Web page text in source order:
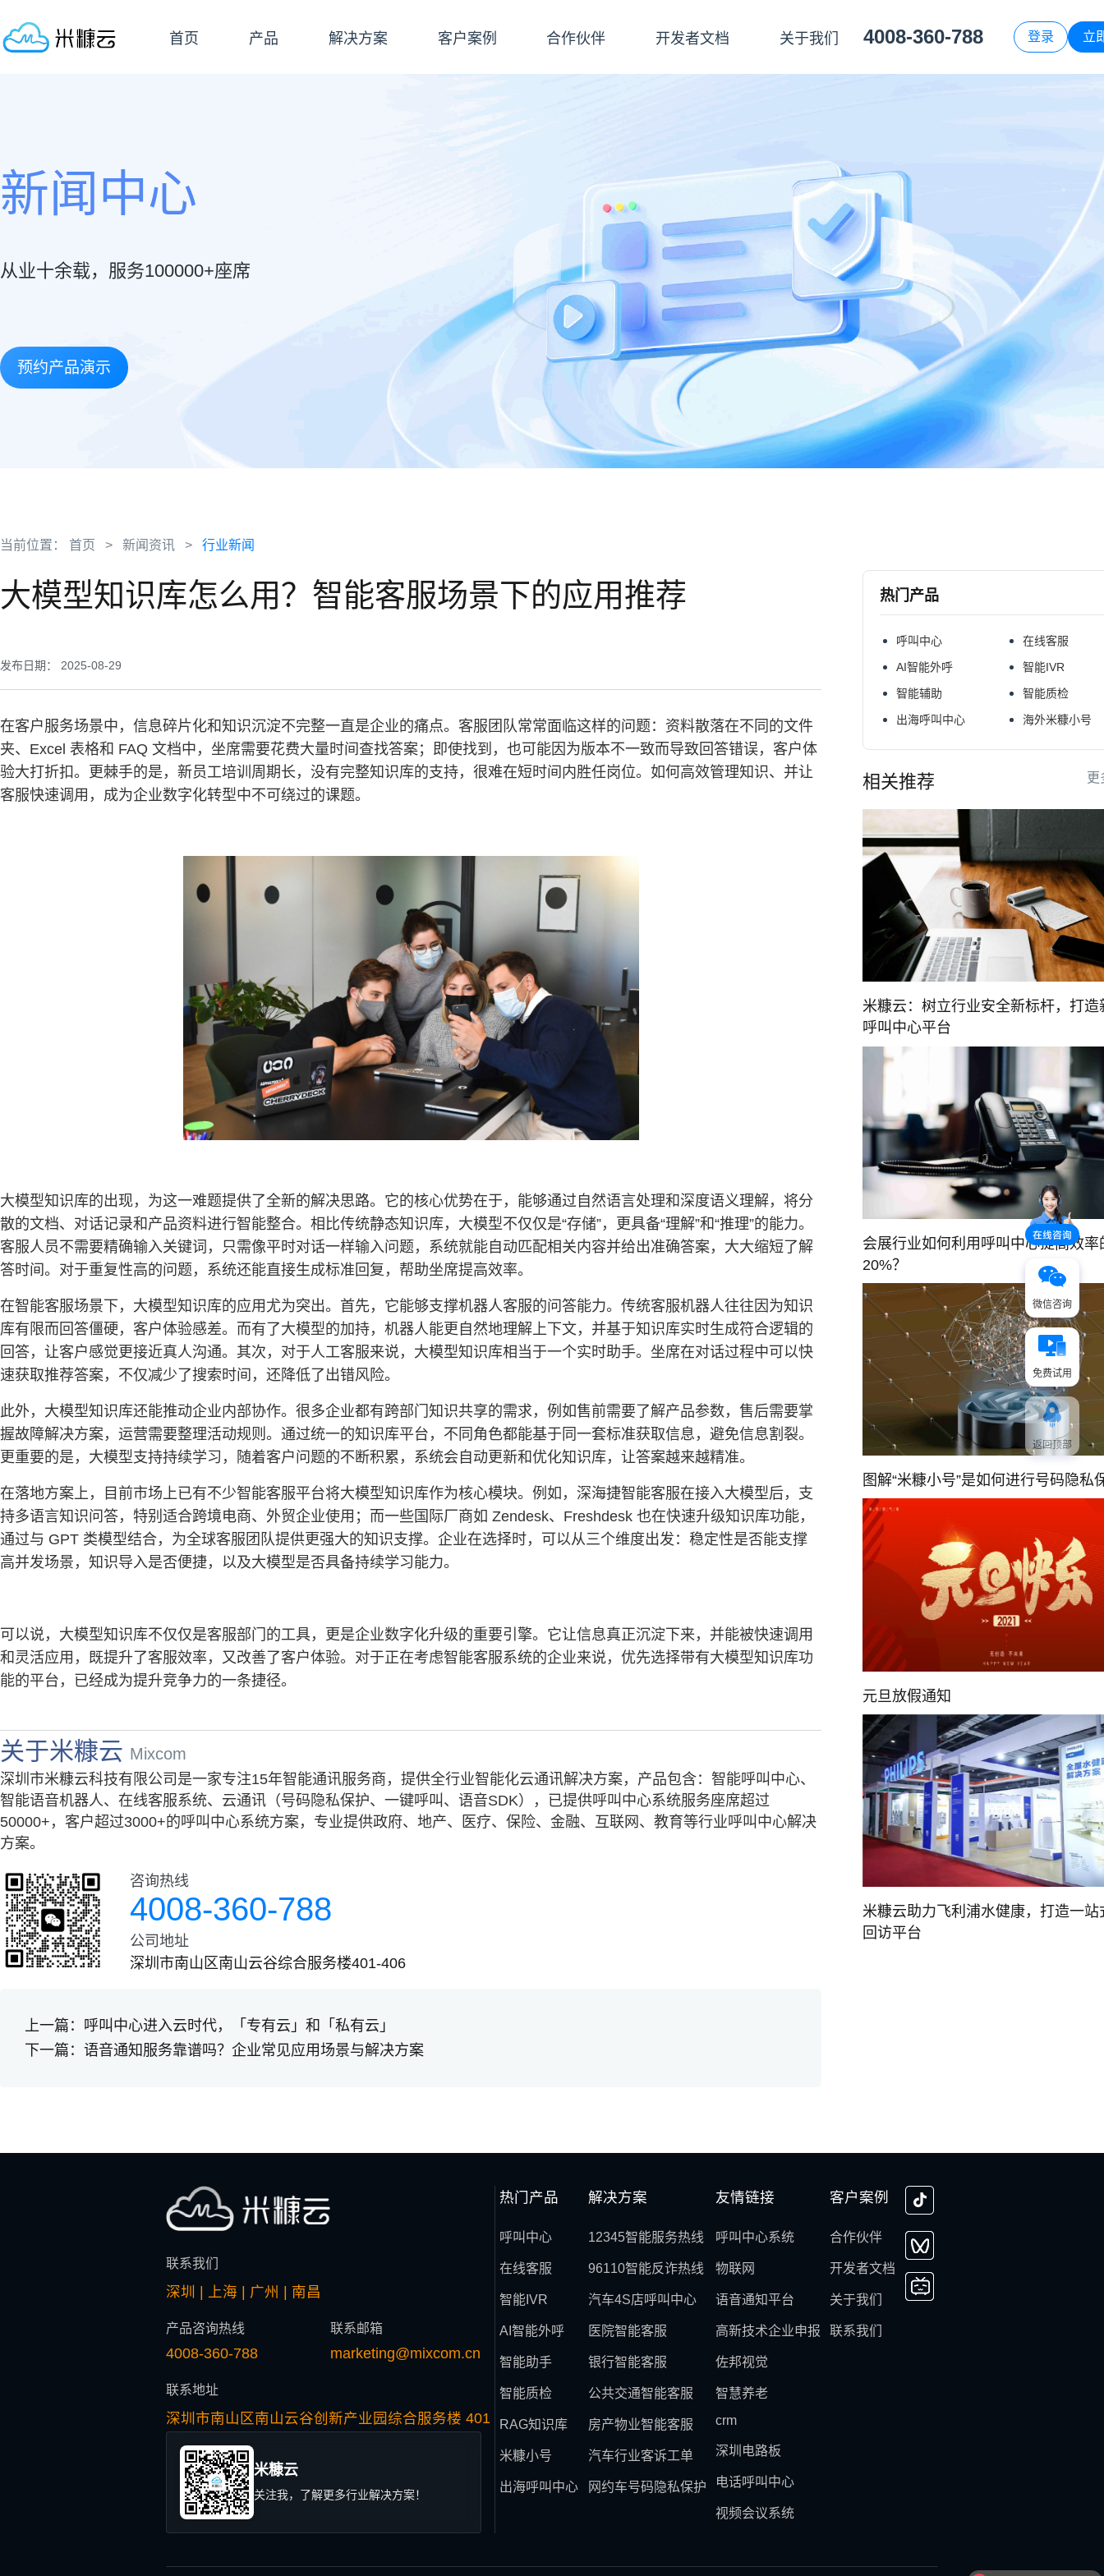
首页 产品 解决方案 客户案例 合作伙伴 开发者文档 关于我们 4008-360-788 登录 立
新闻中心
从业十余载，服务100000+座席
预约产品演示
当前位置： 首页 > 新闻资讯 > 行业新闻
大模型知识库怎么用？智能客服场景下的应用推荐
发布日期： 2025-08-29
在客户服务场景中，信息碎片化和知识沉淀不完整一直是企业的痛点。客服团队常常面临这样的问题：资料散落在不同的文件
夹、Excel 表格和 FAQ 文档中，坐席需要花费大量时间查找答案；即使找到，也可能因为版本不一致而导致回答错误，客户体
验大打折扣。更棘手的是，新员工培训周期长，没有完整知识库的支持，很难在短时间内胜任岗位。如何高效管理知识、并让
客服快速调用，成为企业数字化转型中不可绕过的课题。
大模型知识库的出现，为这一难题提供了全新的解决思路。它的核心优势在于，能够通过自然语言处理和深度语义理解，将分
散的文档、对话记录和产品资料进行智能整合。相比传统静态知识库，大模型不仅仅是“存储”，更具备“理解”和“推理”的能力。
客服人员不需要精确输入关键词，只需像平时对话一样输入问题，系统就能自动匹配相关内容并给出准确答案，大大缩短了解
答时间。对于重复性高的问题，系统还能直接生成标准回复，帮助坐席提高效率。
在智能客服场景下，大模型知识库的应用尤为突出。首先，它能够支撑机器人客服的问答能力。传统客服机器人往往因为知识
库有限而回答僵硬，客户体验感差。而有了大模型的加持，机器人能更自然地理解上下文，并基于知识库实时生成符合逻辑的
回答，让客户感觉更接近真人沟通。其次，对于人工客服来说，大模型知识库相当于一个实时助手。坐席在对话过程中可以快
速获取推荐答案，不仅减少了搜索时间，还降低了出错风险。
此外，大模型知识库还能推动企业内部协作。很多企业都有跨部门知识共享的需求，例如售前需要了解产品参数，售后需要掌
握故障解决方案，运营需要整理活动规则。通过统一的知识库平台，不同角色都能基于同一套标准获取信息，避免信息割裂。
更重要的是，大模型支持持续学习，随着客户问题的不断积累，系统会自动更新和优化知识库，让答案越来越精准。
在落地方案上，目前市场上已有不少智能客服平台将大模型知识库作为核心模块。例如，深海捷智能客服在接入大模型后，支
持多语言知识问答，特别适合跨境电商、外贸企业使用；而一些国际厂商如 Zendesk、Freshdesk 也在快速升级知识库功能，
通过与 GPT 类模型结合，为全球客服团队提供更强大的知识支撑。企业在选择时，可以从三个维度出发：稳定性是否能支撑
高并发场景，知识导入是否便捷，以及大模型是否具备持续学习能力。
可以说，大模型知识库不仅仅是客服部门的工具，更是企业数字化升级的重要引擎。它让信息真正沉淀下来，并能被快速调用
和灵活应用，既提升了客服效率，又改善了客户体验。对于正在考虑智能客服系统的企业来说，优先选择带有大模型知识库功
能的平台，已经成为提升竞争力的一条捷径。
关于米糠云 Mixcom
深圳市米糠云科技有限公司是一家专注15年智能通讯服务商，提供全行业智能化云通讯解决方案，产品包含：智能呼叫中心、
智能语音机器人、在线客服系统、云通讯（号码隐私保护、一键呼叫、语音SDK），已提供呼叫中心系统服务座席超过
50000+，客户超过3000+的呼叫中心系统方案，专业提供政府、地产、医疗、保险、金融、互联网、教育等行业呼叫中心解决
方案。
咨询热线
4008-360-788
公司地址
深圳市南山区南山云谷综合服务楼401-406
上一篇： 呼叫中心进入云时代，「专有云」和「私有云」
下一篇：语音通知服务靠谱吗？企业常见应用场景与解决方案
热门产品
呼叫中心
AI智能外呼
智能辅助
出海呼叫中心
在线客服
智能IVR
智能质检
海外米糠小号
相关推荐 更
米糠云：树立行业安全新标杆，打造
呼叫中心平台
会展行业如何利用呼叫中心提高效率
20%？
图解“米糠小号”是如何进行号码隐私
元旦放假通知
米糠云助力飞利浦水健康，打造一站
回访平台
联系我们
深圳 | 上海 | 广州 | 南昌
产品咨询热线
4008-360-788
联系邮箱
marketing@mixcom.cn
联系地址
深圳市南山区南山云谷创新产业园综合服务楼 401
米糠云
关注我，了解更多行业解决方案！
热门产品
呼叫中心
在线客服
智能IVR
AI智能外呼
智能助手
智能质检
RAG知识库
米糠小号
出海呼叫中心
解决方案
12345智能服务热线
96110智能反诈热线
汽车4S店呼叫中心
医院智能客服
银行智能客服
公共交通智能客服
房产物业智能客服
汽车行业客诉工单
网约车号码隐私保护
友情链接
呼叫中心系统
物联网
语音通知平台
高新技术企业申报
佐邦视觉
智慧养老
crm
深圳电路板
电话呼叫中心
视频会议系统
客户案例
合作伙伴
开发者文档
关于我们
联系我们
微信咨询
免费试用
返回顶部